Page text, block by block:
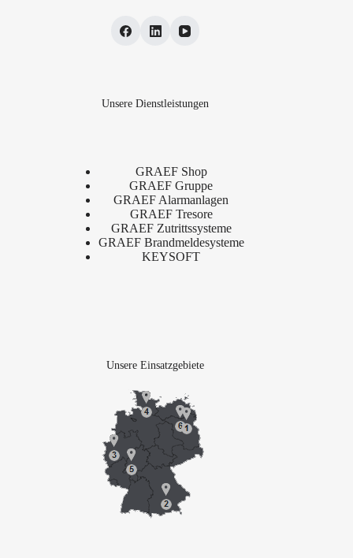
Unsere Dienstleistungen
GRAEF Shop
GRAEF Gruppe
GRAEF Alarmanlagen
GRAEF Tresore
GRAEF Zutrittssysteme
GRAEF Brandmeldesysteme
KEYSOFT
Unsere Einsatzgebiete